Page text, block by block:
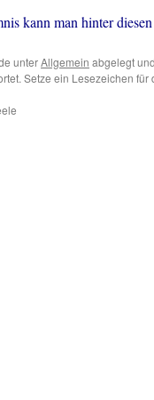
kann man hinter
unterAllgemein abgelegt
Setze ein Lesezeichen für